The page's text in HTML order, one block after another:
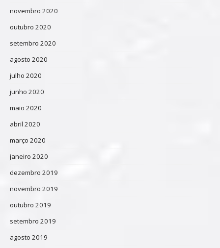
novembro 2020
outubro 2020
setembro 2020
agosto 2020
julho 2020
junho 2020
maio 2020
abril 2020
março 2020
janeiro 2020
dezembro 2019
novembro 2019
outubro 2019
setembro 2019
agosto 2019